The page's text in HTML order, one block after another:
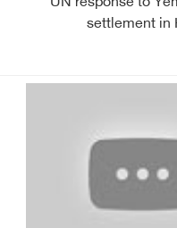
settlement in